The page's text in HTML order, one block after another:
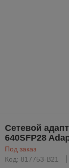
Сетевой
640SFP28
Под заказ
Код: 817753-B21